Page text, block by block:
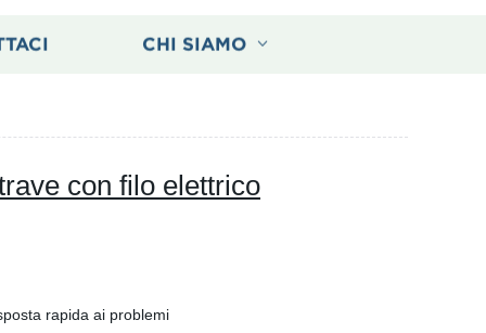
CHI SIAMO
con filo elettrico
rapida ai problemi